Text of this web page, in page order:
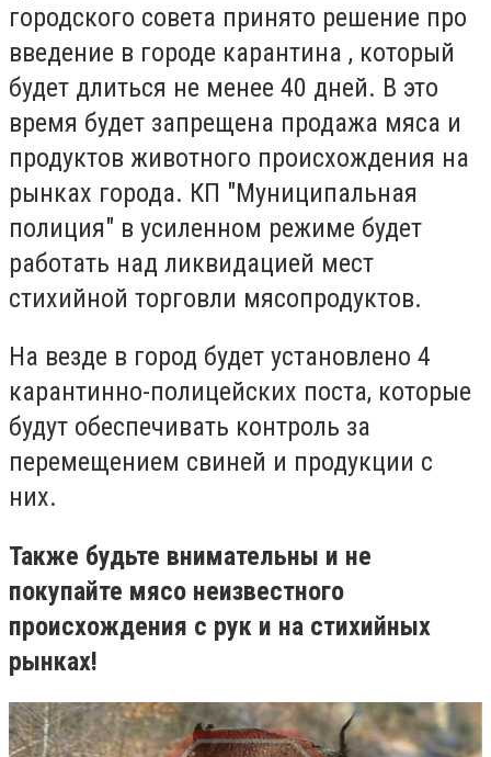
городского совета принято решение про
введение в городе карантина , который
будет длиться не менее 40 дней. В это
время будет запрещена продажа мяса и
продуктов животного происхождения на
рынках города. КП "Муниципальная
полиция" в усиленном режиме будет
работать над ликвидацией мест
стихийной торговли мясопродуктов.
На везде в город будет установлено 4
карантинно-полицейских поста, которые
будут обеспечивать контроль за
перемещением свиней и продукции с
них.
Также будьте внимательны и не
покупайте мясо неизвестного
происхождения с рук и на стихийных
рынках!